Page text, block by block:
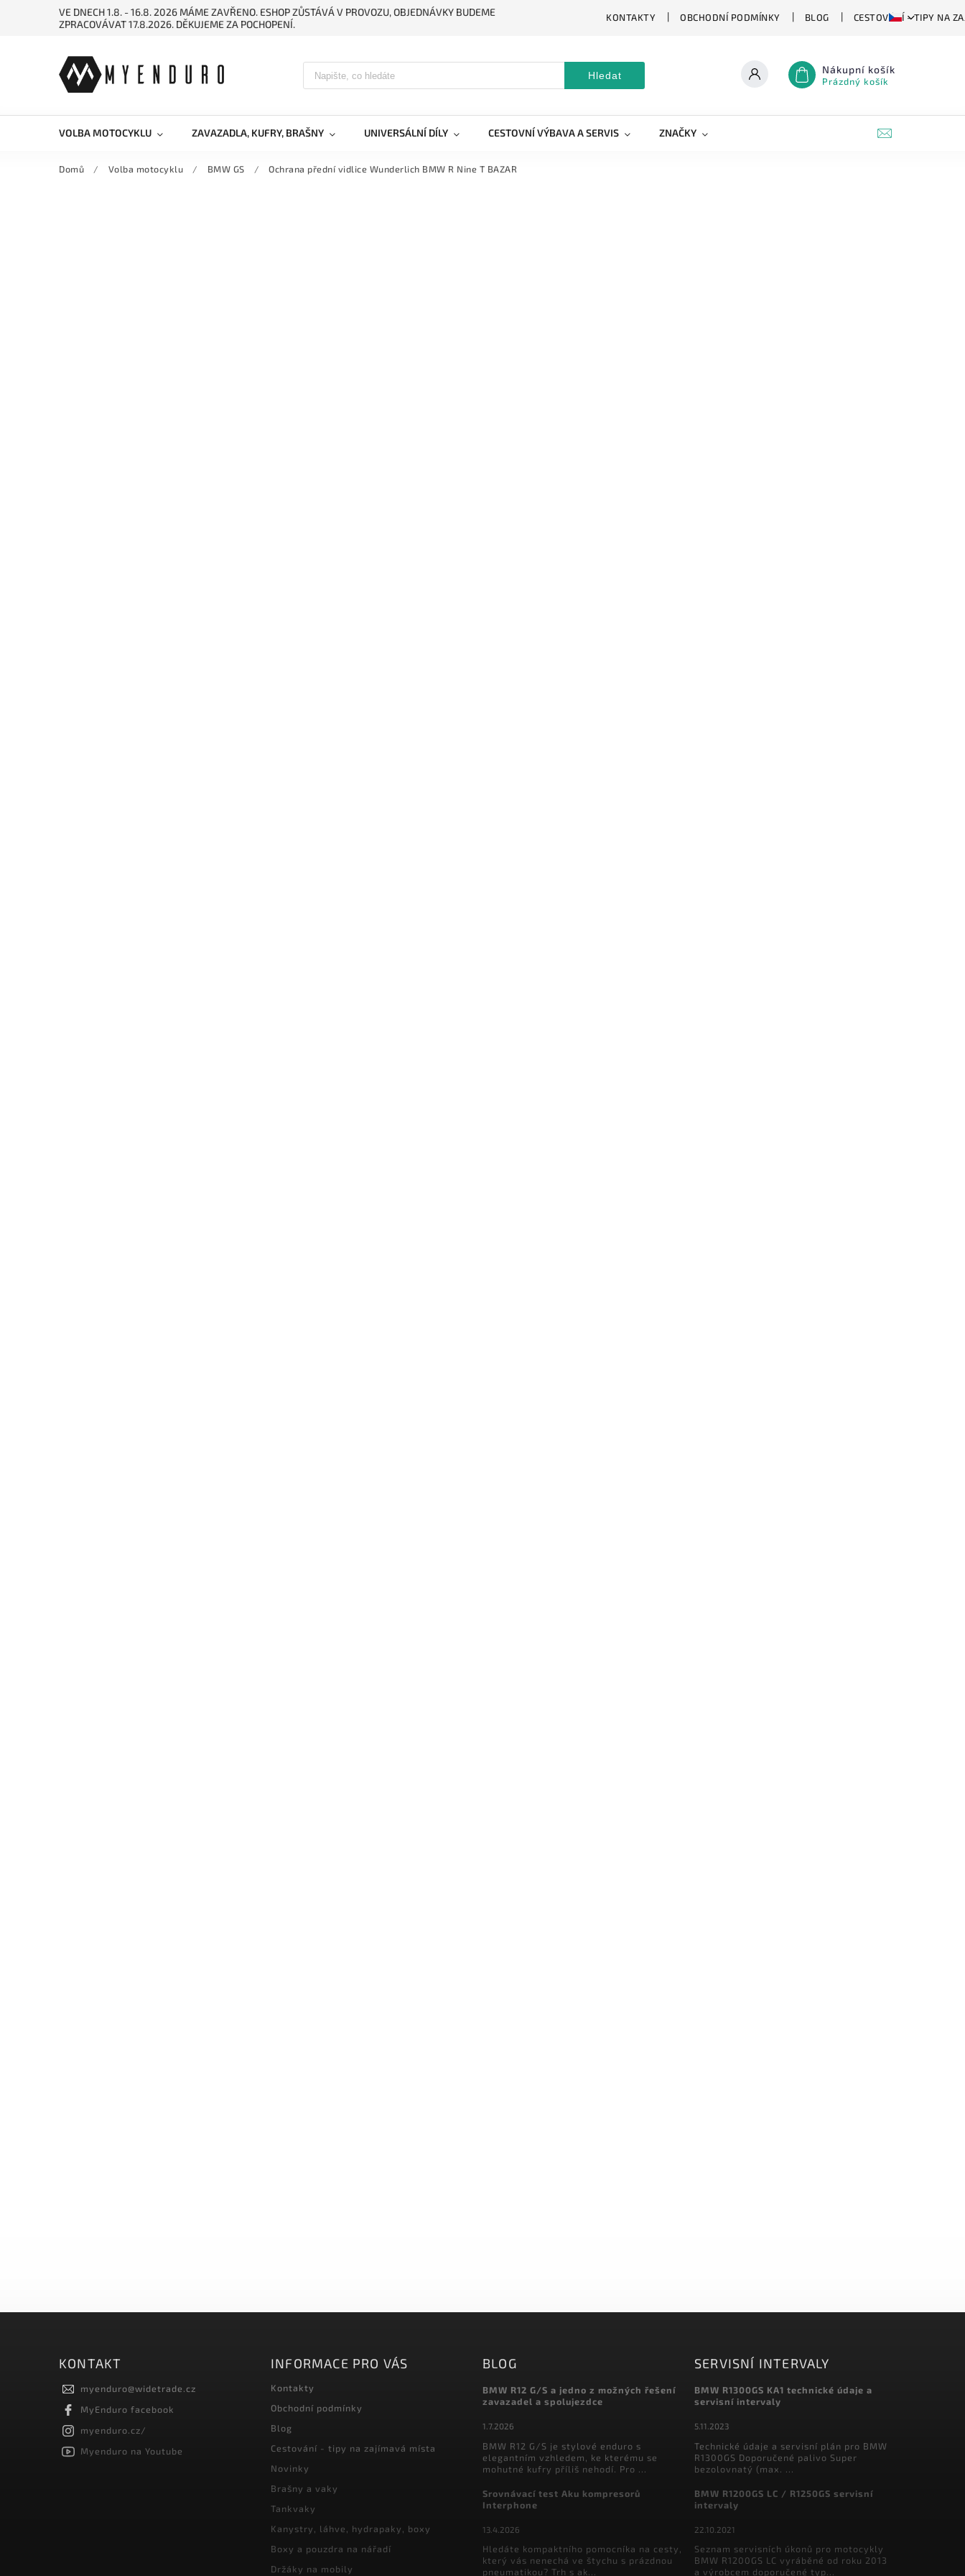
VE DNECH 1.8. - 16.8. 2026 MÁME ZAVŘENO. ESHOP ZŮSTÁVÁ V PROVOZU, OBJEDNÁVKY BUDEME
ZPRACOVÁVAT 17.8.2026. DĚKUJEME ZA POCHOPENÍ.
KONTAKTY OBCHODNÍ PODMÍNKY BLOG CESTOVÁNÍ - TIPY NA
Hledat Nákupní košík
Prázdný košík
VOLBA MOTOCYKLU ZAVAZADLA, KUFRY, BRAŠNY UNIVERSÁLNÍ DÍLY CESTOVNÍ VÝBAVA A SERVIS ZNAČKY
Domů / Volba motocyklu / BMW GS / Ochrana přední vidlice Wunderlich BMW R Nine T BAZAR
KONTAKT
myenduro@widetrade.cz
MyEnduro facebook
myenduro.cz/
Myenduro na Youtube
INFORMACE PRO VÁS
Kontakty
Obchodní podmínky
Blog
Cestování - tipy na zajímavá místa
Novinky
Brašny a vaky
Tankvaky
Kanystry, láhve, hydrapaky, boxy
Boxy a pouzdra na nářadí
Držáky na mobily
BLOG
BMW R12 G/S a jedno z možných řešení
zavazadel a spolujezdce
1.7.2026
BMW R12 G/S je stylové enduro s
elegantním vzhledem, ke kterému se
mohutné kufry příliš nehodí. Pro ...
Srovnávací test Aku kompresorů
Interphone
13.4.2026
Hledáte kompaktního pomocníka na cesty,
který vás nenechá ve štychu s prázdnou
pneumatikou? Trh s ak...
SERVISNÍ INTERVALY
BMW R1300GS KA1 technické údaje a
servisní intervaly
5.11.2023
Technické údaje a servisní plán pro BMW
R1300GS Doporučené palivo Super
bezolovnatý (max. ...
BMW R1200GS LC / R1250GS servisní
intervaly
22.10.2021
Seznam servisních úkonů pro motocykly
BMW R1200GS LC vyráběné od roku 2013
a výrobcem doporučené typ...